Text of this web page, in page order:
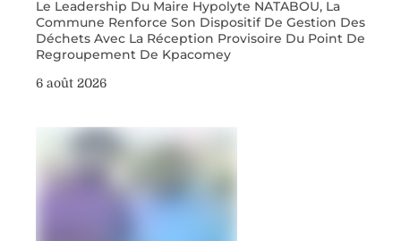
Le Leadership Du Maire Hypolyte NATABOU, La
Commune Renforce Son Dispositif De Gestion Des
Déchets Avec La Réception Provisoire Du Point De
Regroupement De Kpacomey
6 août 2026